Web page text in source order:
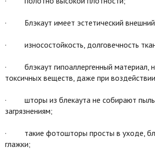
· Блэкаут имеет эстетический
· износостойкость, долговечность
· блэкаут гипоаллергенный материал,
токсичных веществ, даже при
· шторы из блекаута не собирают пыль,
загрязнениям;
· такие фотошторы просты в уходе,
глажки;